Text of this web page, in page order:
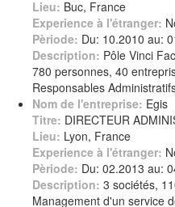
Lieu: Buc, France
Experience à l'étranger:
Pèriode: Du: 10.2010 au:
Description: Pôle Vinci
780 personnes, 40
Responsables
Nom de l'entreprise: Egis
Titre: DIRECTEUR
Lieu: Lyon, France
Experience à l'étranger:
Pèriode: Du: 02.2013 au:
Description: 3 sociétés,
Management d'un service